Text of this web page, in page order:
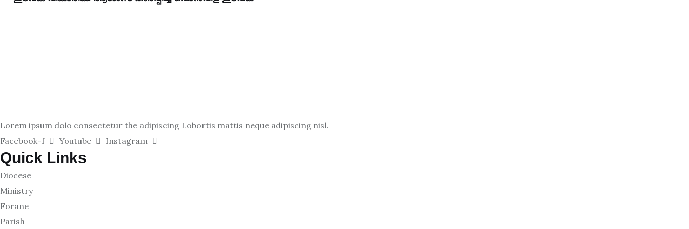
Lorem ipsum dolo consectetur the adipiscing Lobortis mattis neque adipiscing nisl.
Facebook-f
Youtube Instagram
Quick Links
Diocese
Ministry
Forane
Parish